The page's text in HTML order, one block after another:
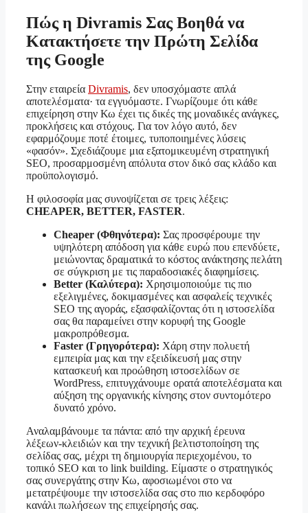
Πώς η Divramis Σας Βοηθά να
Κατακτήσετε την Πρώτη Σελίδα
της Google
Στην εταιρεία Divramis, δεν υποσχόμαστε απλά
αποτελέσματα· τα εγγυόμαστε. Γνωρίζουμε ότι κάθε
επιχείρηση στην Κω έχει τις δικές της μοναδικές ανάγκες,
προκλήσεις και στόχους. Για τον λόγο αυτό, δεν
εφαρμόζουμε ποτέ έτοιμες, τυποποιημένες λύσεις
«φασόν». Σχεδιάζουμε μια εξατομικευμένη στρατηγική
SEO, προσαρμοσμένη απόλυτα στον δικό σας κλάδο και
προϋπολογισμό.
Η φιλοσοφία μας συνοψίζεται σε τρεις λέξεις:
CHEAPER, BETTER, FASTER.
Cheaper (Φθηνότερα): Σας προσφέρουμε την
υψηλότερη απόδοση για κάθε ευρώ που επενδύετε,
μειώνοντας δραματικά το κόστος ανάκτησης πελάτη
σε σύγκριση με τις παραδοσιακές διαφημίσεις.
Better (Καλύτερα): Χρησιμοποιούμε τις πιο
εξελιγμένες, δοκιμασμένες και ασφαλείς τεχνικές
SEO της αγοράς, εξασφαλίζοντας ότι η ιστοσελίδα
σας θα παραμείνει στην κορυφή της Google
μακροπρόθεσμα.
Faster (Γρηγορότερα): Χάρη στην πολυετή
εμπειρία μας και την εξειδίκευσή μας στην
κατασκευή και προώθηση ιστοσελίδων σε
WordPress, επιτυγχάνουμε ορατά αποτελέσματα και
αύξηση της οργανικής κίνησης στον συντομότερο
δυνατό χρόνο.
Αναλαμβάνουμε τα πάντα: από την αρχική έρευνα
λέξεων-κλειδιών και την τεχνική βελτιστοποίηση της
σελίδας σας, μέχρι τη δημιουργία περιεχομένου, το
τοπικό SEO και το link building. Είμαστε ο στρατηγικός
σας συνεργάτης στην Κω, αφοσιωμένοι στο να
μετατρέψουμε την ιστοσελίδα σας στο πιο κερδοφόρο
κανάλι πωλήσεων της επιχείρησής σας.